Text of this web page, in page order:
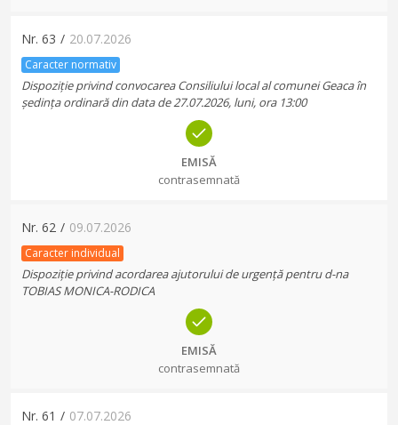
Nr. 63 / 20.07.2026
Caracter normativ
Dispoziție privind convocarea Consiliului local al comunei Geaca în
ședința ordinară din data de 27.07.2026, luni, ora 13:00
EMISĂ
contrasemnată
Nr. 62 / 09.07.2026
Caracter individual
Dispoziție privind acordarea ajutorului de urgență pentru d-na
TOBIAS MONICA-RODICA
EMISĂ
contrasemnată
Nr. 61 / 07.07.2026